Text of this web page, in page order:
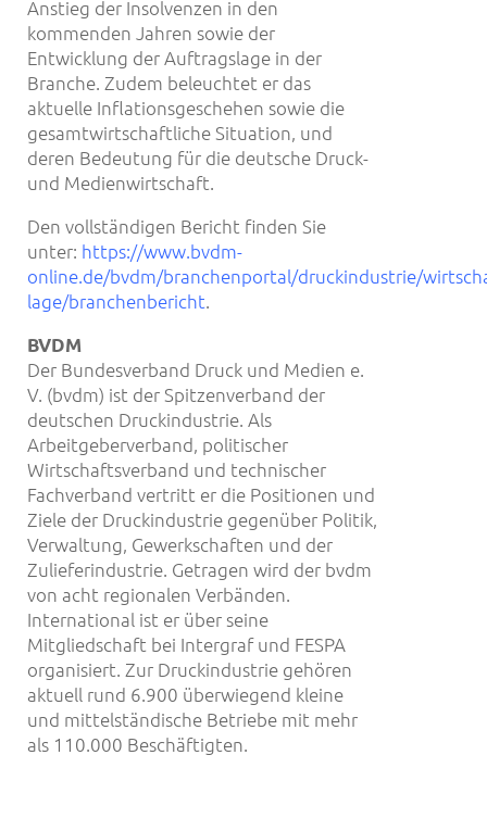
Anstieg der Insolvenzen in den
kommenden Jahren sowie der
Entwicklung der Auftragslage in der
Branche. Zudem beleuchtet er das
aktuelle Inflationsgeschehen sowie die
gesamtwirtschaftliche Situation, und
deren Bedeutung für die deutsche Druck-
und Medienwirtschaft.
Den vollständigen Bericht finden Sie
unter: https://www.bvdm-
online.de/bvdm/branchenportal/druckindustrie/
lage/branchenbericht.
BVDM
Der Bundesverband Druck und Medien e.
V. (bvdm) ist der Spitzenverband der
deutschen Druckindustrie. Als
Arbeitgeberverband, politischer
Wirtschaftsverband und technischer
Fachverband vertritt er die Positionen und
Ziele der Druckindustrie gegenüber Politik,
Verwaltung, Gewerkschaften und der
Zulieferindustrie. Getragen wird der bvdm
von acht regionalen Verbänden.
International ist er über seine
Mitgliedschaft bei Intergraf und FESPA
organisiert. Zur Druckindustrie gehören
aktuell rund 6.900 überwiegend kleine
und mittelständische Betriebe mit mehr
als 110.000 Beschäftigten.